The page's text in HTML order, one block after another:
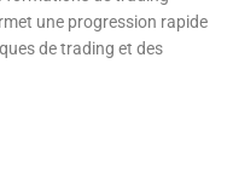
une progression rapide
de trading et des